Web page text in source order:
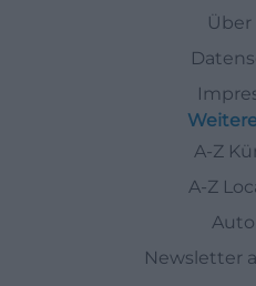
Über
A-Z
A-Z
Newsletter